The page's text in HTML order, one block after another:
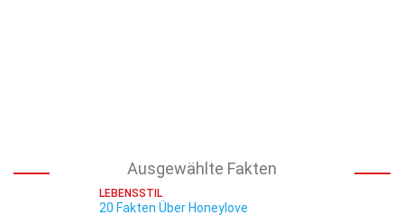
Ausgewählte Fakten
LEBENSSTIL
20 Fakten Über Honeylove